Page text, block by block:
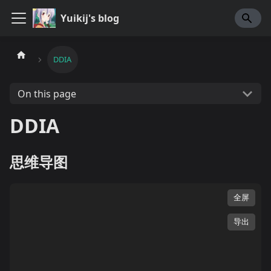
Yuikij's blog
DDIA
On this page
DDIA
思维导图
全屏
导出